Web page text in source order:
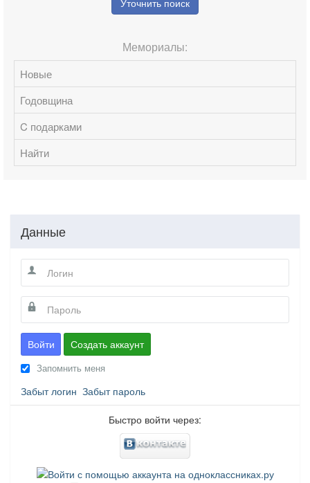
Уточнить поиск
Мемориалы:
Новые
Годовщина
C подарками
Найти
Данные
Войти Создать аккаунт
Запомнить меня
Забыт логин Забыт пароль
Быстро войти через: